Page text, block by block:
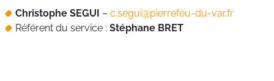
Christophe SEGUI – c.segui@pierrefeu-du-var.fr
Référent du service : Stéphane BRET